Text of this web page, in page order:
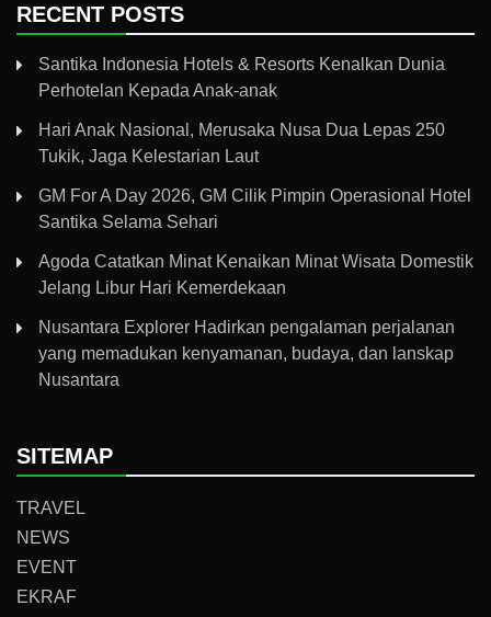
RECENT POSTS
Santika Indonesia Hotels & Resorts Kenalkan Dunia
Perhotelan Kepada Anak-anak
Hari Anak Nasional, Merusaka Nusa Dua Lepas 250
Tukik, Jaga Kelestarian Laut
GM For A Day 2026, GM Cilik Pimpin Operasional Hotel
Santika Selama Sehari
Agoda Catatkan Minat Kenaikan Minat Wisata Domestik
Jelang Libur Hari Kemerdekaan
Nusantara Explorer Hadirkan pengalaman perjalanan
yang memadukan kenyamanan, budaya, dan lanskap
Nusantara
SITEMAP
TRAVEL
NEWS
EVENT
EKRAF